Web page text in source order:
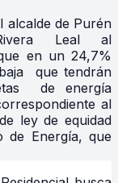
alcalde de Purén
Leal al
en un 24,7%
que tendrán
de energía
al
ley de equidad
de Energía, que